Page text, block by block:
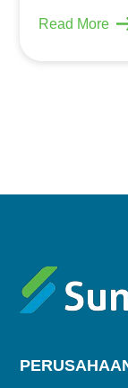
Read More